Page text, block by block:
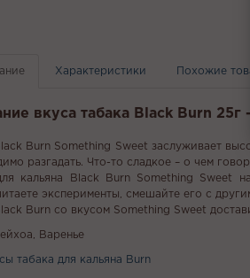
Характеристики Похожие
вкуса табака Black Burn
Burn Something Sweet заслуживает
разгадать. Что-то сладкое – о чем
кальяна Black Burn Something Sweet
эксперименты, смешайте его с
Burn со вкусом Something Sweet
Варенье
табака для кальяна Burn